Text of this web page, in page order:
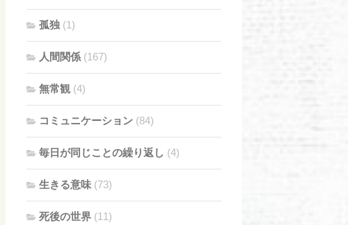
孤独 (1)
人間関係 (167)
無常観 (4)
コミュニケーション (84)
毎日が同じことの繰り返し (4)
生きる意味 (73)
死後の世界 (11)